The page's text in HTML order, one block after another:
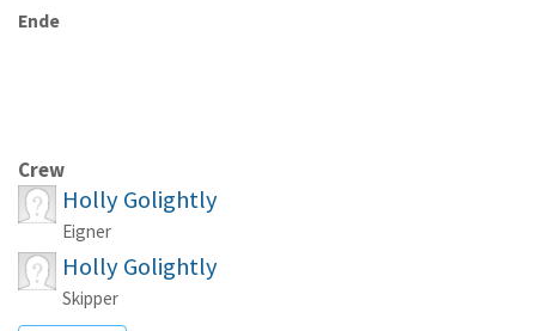
Ende
Crew
Holly Golightly
Eigner
Holly Golightly
Skipper